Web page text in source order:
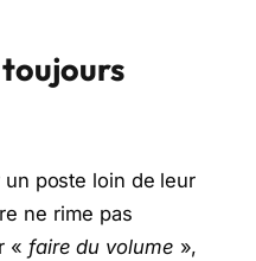
toujours
un poste loin de leur
ne rime pas
« faire du volume »,